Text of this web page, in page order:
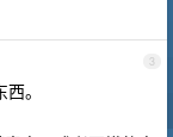
3
。